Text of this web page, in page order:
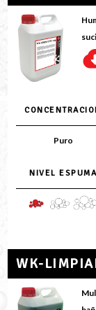
Puro
NIVEL ESPUMA
WK-